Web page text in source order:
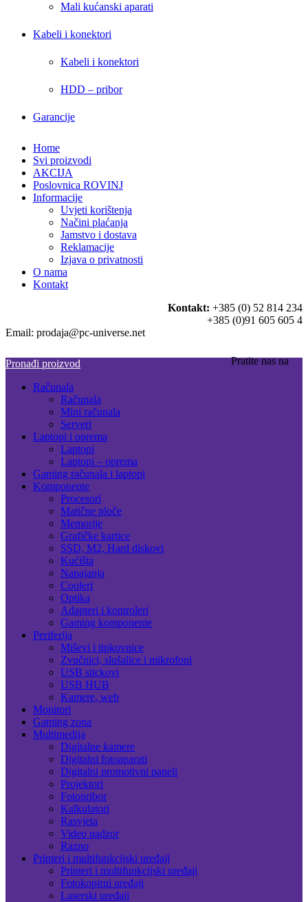
Mali kućanski aparati
Kabeli i konektori
Kabeli i konektori
HDD – pribor
Garancije
Home
Svi proizvodi
AKCIJA
Poslovnica ROVINJ
Informacije
Uvjeti korištenja
Načini plaćanja
Jamstvo i dostava
Reklamacije
Izjava o privatnosti
O nama
Kontakt
Kontakt: +385 (0) 52 814 234
+385 (0)91 605 605 4
Email: prodaja@pc-universe.net
Pratite nas na
Pronađi proizvod
Računala
Računala
Mini računala
Serveri
Laptopi i oprema
Laptopi
Laptopi – oprema
Gaming računala i laptopi
Komponente
Procesori
Matične ploče
Memorije
Grafičke kartice
SSD, M2, Hard diskovi
Kućišta
Napajanja
Cooleri
Optika
Adapteri i kontroleri
Gaming komponente
Periferija
Miševi i tipkovnice
Zvučnici, slušalice i mikrofoni
USB stickovi
USB HUB
Kamere, web
Monitori
Gaming zona
Multimedija
Digitalne kamere
Digitalni fotoaparati
Digitalni promotivni paneli
Projektori
Fotopribor
Kalkulatori
Rasvjeta
Video nadzor
Razno
Printeri i multifunkcijski uređaji
Printeri i multifunkcijski uređaji
Fotokopirni uređaji
Laserski uređaji